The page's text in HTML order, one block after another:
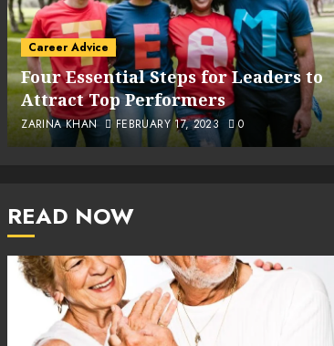
Career Advice
Four Essential Steps for Leaders to
Attract Top Performers
ZARINA KHAN FEBRUARY 17, 2023 0
READ NOW